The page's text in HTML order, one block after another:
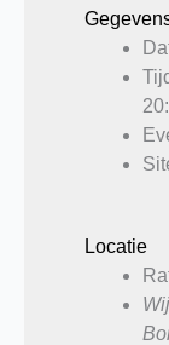
Locatie